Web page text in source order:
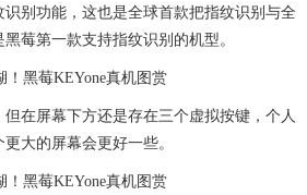
识别功能，这也是全球首款把指纹识别与全
莓第一款支持指纹识别的机型。
在屏幕下方还是存在三个虚拟按键，个人
大的屏幕会更好一些。